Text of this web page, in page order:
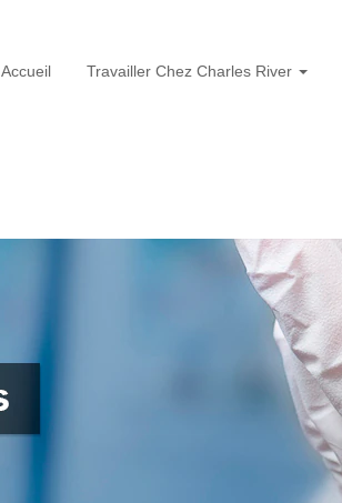
Accueil Travailler Chez Charles River